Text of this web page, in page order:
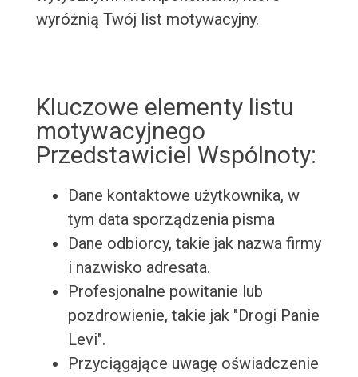
wyróżnią Twój list motywacyjny.
Kluczowe elementy listu
motywacyjnego
Przedstawiciel Wspólnoty:
Dane kontaktowe użytkownika, w
tym data sporządzenia pisma
Dane odbiorcy, takie jak nazwa firmy
i nazwisko adresata.
Profesjonalne powitanie lub
pozdrowienie, takie jak "Drogi Panie
Levi".
Przyciągające uwagę oświadczenie